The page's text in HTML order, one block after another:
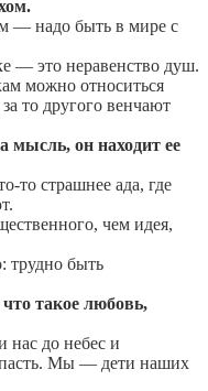
— надо быть в мире с
— это неравенство душ.
можно относиться
то другого венчают
мысль, он находит ее
то страшнее ада, где
чем идея,
трудно быть
такое любовь,
нас до небес и
Мы — дети наших